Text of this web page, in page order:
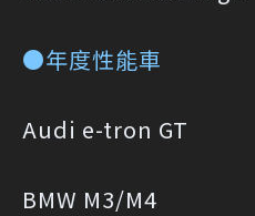
●年度性能車
Audi e-tron GT
BMW M3/M4